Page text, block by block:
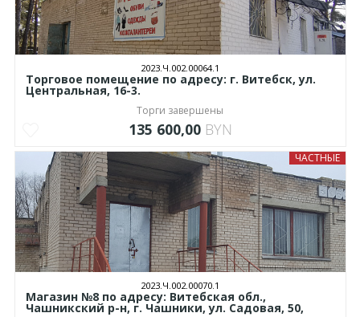
2023.Ч.002.00064.1
Торговое помещение по адресу: г. Витебск, ул.
Центральная, 16-3.
Торги завершены
135 600,00 BYN
ЧАСТНЫЕ
2023.Ч.002.00070.1
Магазин №8 по адресу: Витебская обл.,
Чашникский р-н, г. Чашники, ул. Садовая, 50,